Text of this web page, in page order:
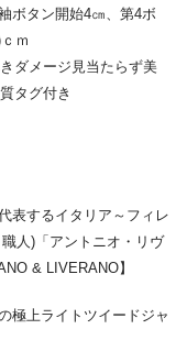
ボタン開始4㎝、第4ボ
ｍ
ダメージ見当たらず美
タグ付き
表するイタリア～フィレ
人)「アントニオ・リヴ
& LIVERANO】
極上ライトツイードジャ